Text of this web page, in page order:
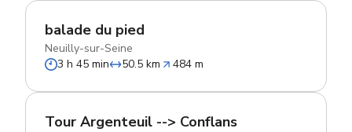
balade du pied
Neuilly-sur-Seine
3 h 45 min
50.5 km 484 m
Tour Argenteuil --> Conflans